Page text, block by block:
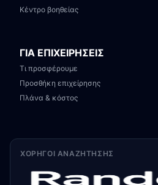
Κέντρο βοηθείας
ΓΙΑ ΕΠΙΧΕΙΡΗΣΕΙΣ
Τι προσφέρουμε
Προσθήκη επιχείρησης
Πλάνα & κόστος
ΧΟΡΗΓΟΊ ΑΝΑΖΉΤΗΣΗΣ